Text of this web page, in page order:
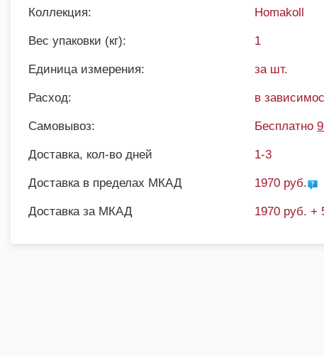
Коллекция: Homakoll
Вес упаковки (кг): 1
Единица измерения: за шт.
Расход: в
Самовывоз: Бесплатно
Доставка, кол-во дней 1-3
Доставка в пределах МКАД 1970 руб.
Доставка за МКАД 1970 руб. +